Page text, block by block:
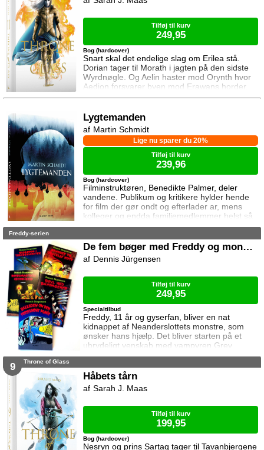
frygter Chaol og Nesryn at Valkerne er fulgt
Snart skal det endelige slag om Erilea stå.
Dorian tager til Morath i jagten på den sidste
Wyrdnøgle. Og Aelin haster mod Orynth hvor
Aedion forsvarer byen mod Erawans horder.
Heldigvis er han ikke alene. Men kan deres
mod Erawans rædsler?
Bog (hardcover)
Tilføj til kurv
249,95
Lygtemanden
Filminstruktøren, Benedikte Palmer, deler
vandene. Publikum og kritikere hylder hende
for film der gør ondt og efterlader ar, mens
kolleger og endda familiemedlemmer helst så
hende forsvinde. Under en rejse til Los
miste livet. Da efterforskningen fortsætter
hjemme i Danmark, sender FBI den
nyuddannede agent April Biggs for at assistere
Bog (hardcover)
Lige nu sparer du 20%
Martin Schmidt
Tilføj til kurv
239,96
Freddy-serien
De fem bøger med Freddy og monstrene
Freddy, 11 år og gyserfan, bliver en nat
kidnappet af Neanderslottets monstre, som
ønsker hans hjælp. Det bliver starten på et
ubrydeligt venskab med vampyren Grev
Dracula, varulven Eddie, den hovedløse ridder
Boris, mumien Mummy og bøvsedragen Nitan.
Specialtilbud
Dennis Jürgensen
Tilføj til kurv
249,95
9 Throne of Glass
Håbets tårn
Nesryn og prins Sartaq tager til Tavanbjergene
Bog (hardcover)
Sarah J. Maas
Tilføj til kurv
199,95